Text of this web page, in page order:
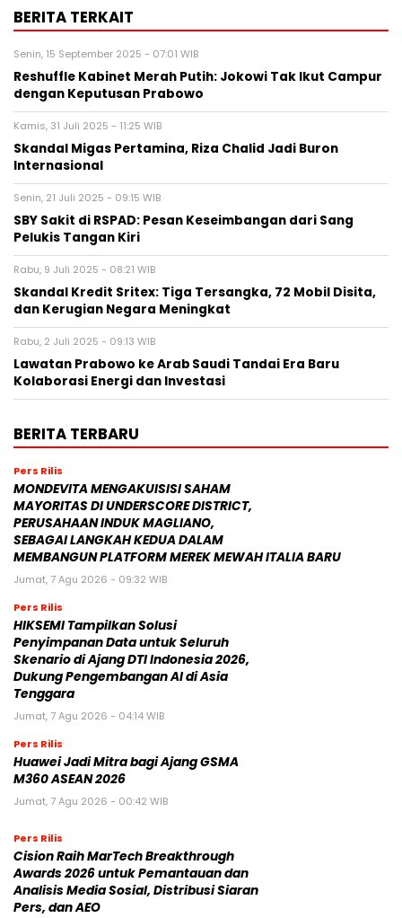
BERITA TERKAIT
Senin, 15 September 2025 - 07:01 WIB
Reshuffle Kabinet Merah Putih: Jokowi Tak Ikut Campur
dengan Keputusan Prabowo
Kamis, 31 Juli 2025 - 11:25 WIB
Skandal Migas Pertamina, Riza Chalid Jadi Buron
Internasional
Senin, 21 Juli 2025 - 09:15 WIB
SBY Sakit di RSPAD: Pesan Keseimbangan dari Sang
Pelukis Tangan Kiri
Rabu, 9 Juli 2025 - 08:21 WIB
Skandal Kredit Sritex: Tiga Tersangka, 72 Mobil Disita,
dan Kerugian Negara Meningkat
Rabu, 2 Juli 2025 - 09:13 WIB
Lawatan Prabowo ke Arab Saudi Tandai Era Baru
Kolaborasi Energi dan Investasi
BERITA TERBARU
Pers Rilis
MONDEVITA MENGAKUISISI SAHAM
MAYORITAS DI UNDERSCORE DISTRICT,
PERUSAHAAN INDUK MAGLIANO,
SEBAGAI LANGKAH KEDUA DALAM
MEMBANGUN PLATFORM MEREK MEWAH ITALIA BARU
Jumat, 7 Agu 2026 - 09:32 WIB
Pers Rilis
HIKSEMI Tampilkan Solusi
Penyimpanan Data untuk Seluruh
Skenario di Ajang DTI Indonesia 2026,
Dukung Pengembangan AI di Asia
Tenggara
Jumat, 7 Agu 2026 - 04:14 WIB
Pers Rilis
Huawei Jadi Mitra bagi Ajang GSMA
M360 ASEAN 2026
Jumat, 7 Agu 2026 - 00:42 WIB
Pers Rilis
Cision Raih MarTech Breakthrough
Awards 2026 untuk Pemantauan dan
Analisis Media Sosial, Distribusi Siaran
Pers, dan AEO